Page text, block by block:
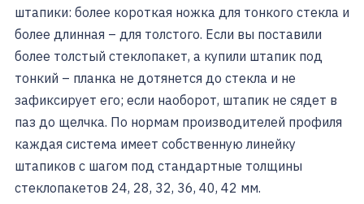
штапики: более короткая ножка для тонкого стекла и
более длинная – для толстого. Если вы поставили
более толстый стеклопакет, а купили штапик под
тонкий – планка не дотянется до стекла и не
зафиксирует его; если наоборот, штапик не сядет в
паз до щелчка. По нормам производителей профиля
каждая система имеет собственную линейку
штапиков с шагом под стандартные толщины
стеклопакетов 24, 28, 32, 36, 40, 42 мм.